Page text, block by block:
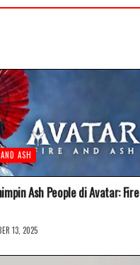
ASH
Ash People di Avatar: Fire
13, 2025